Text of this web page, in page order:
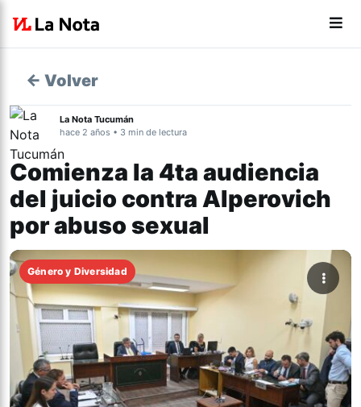
← Volver
La Nota Tucumán
hace 2 años • 3 min de lectura
Comienza la 4ta audiencia
del juicio contra Alperovich
por abuso sexual
Género y Diversidad